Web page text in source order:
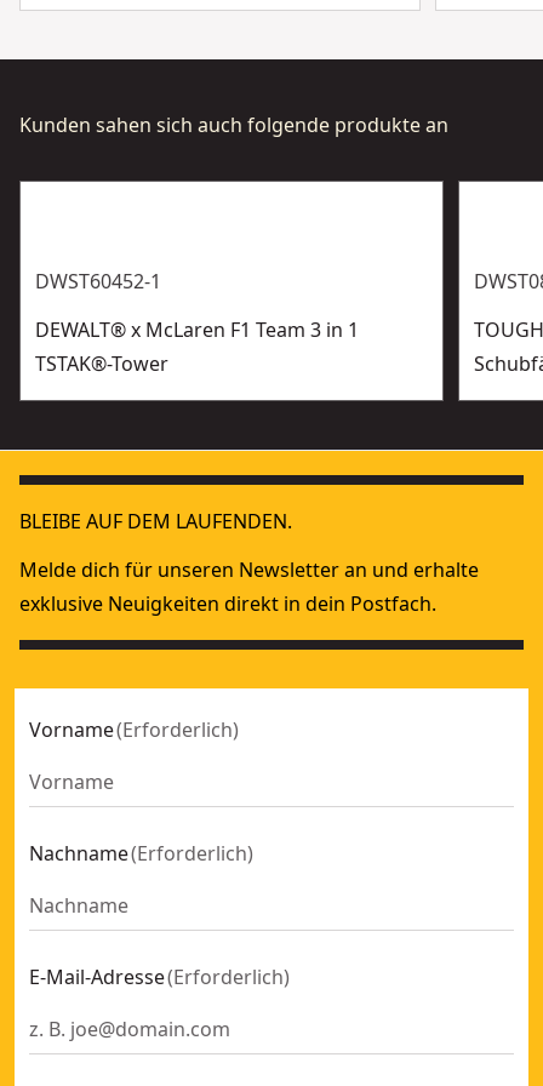
Kunden sahen sich auch folgende produkte an
DWST60452-1
DEWALT® x McLaren F1 Team 3 in 1
TSTAK®-Tower
BLEIBE AUF DEM LAUFENDEN.
Melde dich für unseren Newsletter an und erhalte
exklusive Neuigkeiten direkt in dein Postfach.
Vorname(Erforderlich)
Nachname(Erforderlich)
E-Mail-Adresse(Erforderlich)